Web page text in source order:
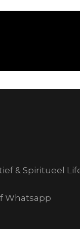
& Spiritueel
Whatsapp